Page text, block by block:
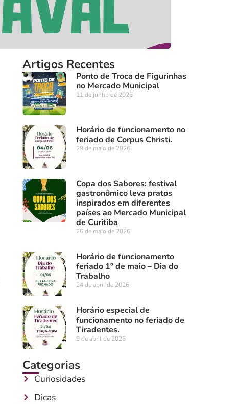
Artigos Recentes
Ponto de Troca de Figurinhas
no Mercado Municipal
11 de junho de 2026
Horário de funcionamento no
feriado de Corpus Christi.
29 de maio de 2026
Copa dos Sabores: festival
gastronômico leva pratos
inspirados em diferentes
países ao Mercado Municipal
de Curitiba
26 de maio de 2026
Horário de funcionamento
feriado 1º de maio – Dia do
Trabalho
24 de abril de 2026
Horário especial de
funcionamento no feriado de
Tiradentes.
9 de abril de 2026
Categorias
Curiosidades
Dicas